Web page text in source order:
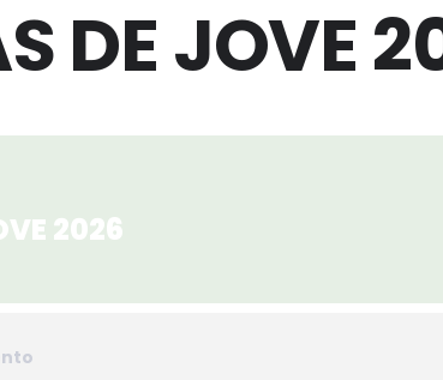
DE JOVE
2026